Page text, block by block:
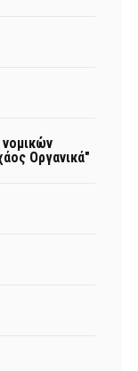
Οργανικά"